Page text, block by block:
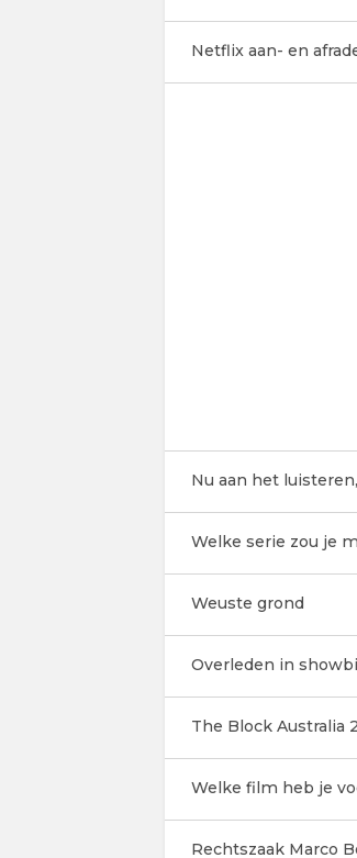
Netflix aan- en
Nu aan het
Welke serie zou je
Weuste grond
Overleden in
The Block Australia
Welke film heb je
Rechtszaak Marco